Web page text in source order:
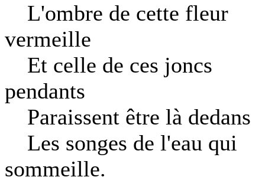
L'ombre de cette fleur
vermeille
Et celle de ces joncs
pendants
Paraissent être là dedans
Les songes de l'eau qui
sommeille.